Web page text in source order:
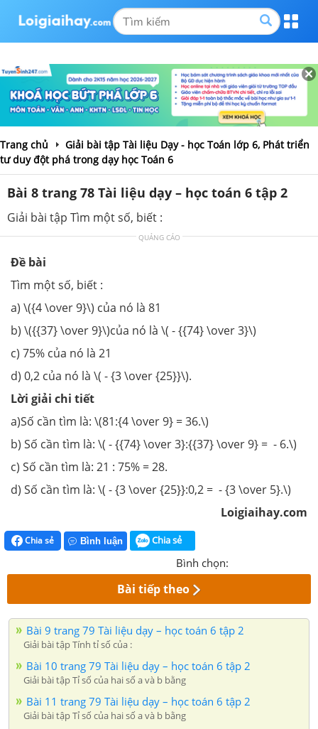
Trang chủ
Giải bài tập Tài liệu Dạy - học Toán lớp 6, Phát triển
tư duy đột phá trong dạy học Toán 6
Bài 8 trang 78 Tài liệu dạy – học toán 6 tập 2
Giải bài tập Tìm một số, biết :
QUẢNG CÁO
Đề bài
Tìm một số, biết :
a) \({4 \over 9}\) của nó là 81
b) \({{37} \over 9}\)của nó là \( - {{74} \over 3}\)
c) 75% của nó là 21
d) 0,2 của nó là \( - {3 \over {25}}\).
Lời giải chi tiết
a)Số cần tìm là: \(81:{4 \over 9} = 36.\)
b) Số cần tìm là: \( - {{74} \over 3}:{{37} \over 9} = - 6.\)
c) Số cần tìm là: 21 : 75% = 28.
d) Số cần tìm là: \( - {3 \over {25}}:0,2 = - {3 \over 5}.\)
Loigiaihay.com
Chia sẻ Bình luận Chia sẻ
Bình chọn:
Bài tiếp theo
Bài 9 trang 79 Tài liệu dạy – học toán 6 tập 2
Giải bài tập Tính tỉ số của :
Bài 10 trang 79 Tài liệu dạy – học toán 6 tập 2
Giải bài tập Tỉ số của hai số a và b bằng
Bài 11 trang 79 Tài liệu dạy – học toán 6 tập 2
Giải bài tập Tỉ số của hai số a và b bằng